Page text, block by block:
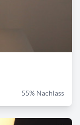
55% Nachlass